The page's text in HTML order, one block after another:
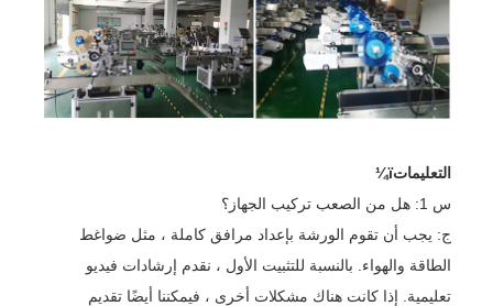
التعليماتï¼
س 1: هل من الصعب تركيب الجهاز؟
ج: يجب أن تقوم الورشة بإعداد مرافق كاملة ، مثل ضواغط
الطاقة والهواء. بالنسبة للتثبيت الأول ، نقدم إرشادات فيديو
تعليمية. إذا كانت هناك مشكلات أخرى ، فيمكننا أيضًا تقديم